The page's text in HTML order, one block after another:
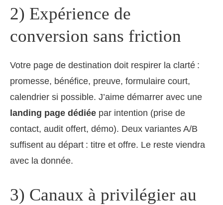
2) Expérience de
conversion sans friction
Votre page de destination doit respirer la clarté :
promesse, bénéfice, preuve, formulaire court,
calendrier si possible. J’aime démarrer avec une
landing page dédiée par intention (prise de
contact, audit offert, démo). Deux variantes A/B
suffisent au départ : titre et offre. Le reste viendra
avec la donnée.
3) Canaux à privilégier au